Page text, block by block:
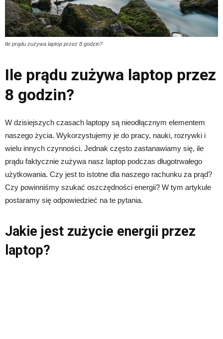
Ile prądu zużywa laptop przez 8 godzin?
Ile prądu zużywa laptop przez
8 godzin?
W dzisiejszych czasach laptopy są nieodłącznym elementem
naszego życia. Wykorzystujemy je do pracy, nauki, rozrywki i
wielu innych czynności. Jednak często zastanawiamy się, ile
prądu faktycznie zużywa nasz laptop podczas długotrwałego
użytkowania. Czy jest to istotne dla naszego rachunku za prąd?
Czy powinniśmy szukać oszczędności energii? W tym artykule
postaramy się odpowiedzieć na te pytania.
Jakie jest zużycie energii przez
laptop?